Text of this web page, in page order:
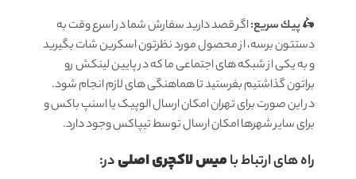
🛵پيك سریع:اگر قصد دارید سفارش شما در اسرع وقت به
دستتون برسه، از محصول مورد نظرتون اسکرین شات بگیرید
و به یکی از شبکه های اجتماعی ما که در پایین لینکش رو
براتون گذاشتیم بفرستید تا هماهنگی های لازم انجام شود.
در این صورت برای تهران امکان ارسال الوپیک یا اسنپ باکس و
برای سایر شهرها امکان ارسال توسط تیپاکس وجود دارد.
راه های ارتباط بامیس لاکچری اصلیدر: